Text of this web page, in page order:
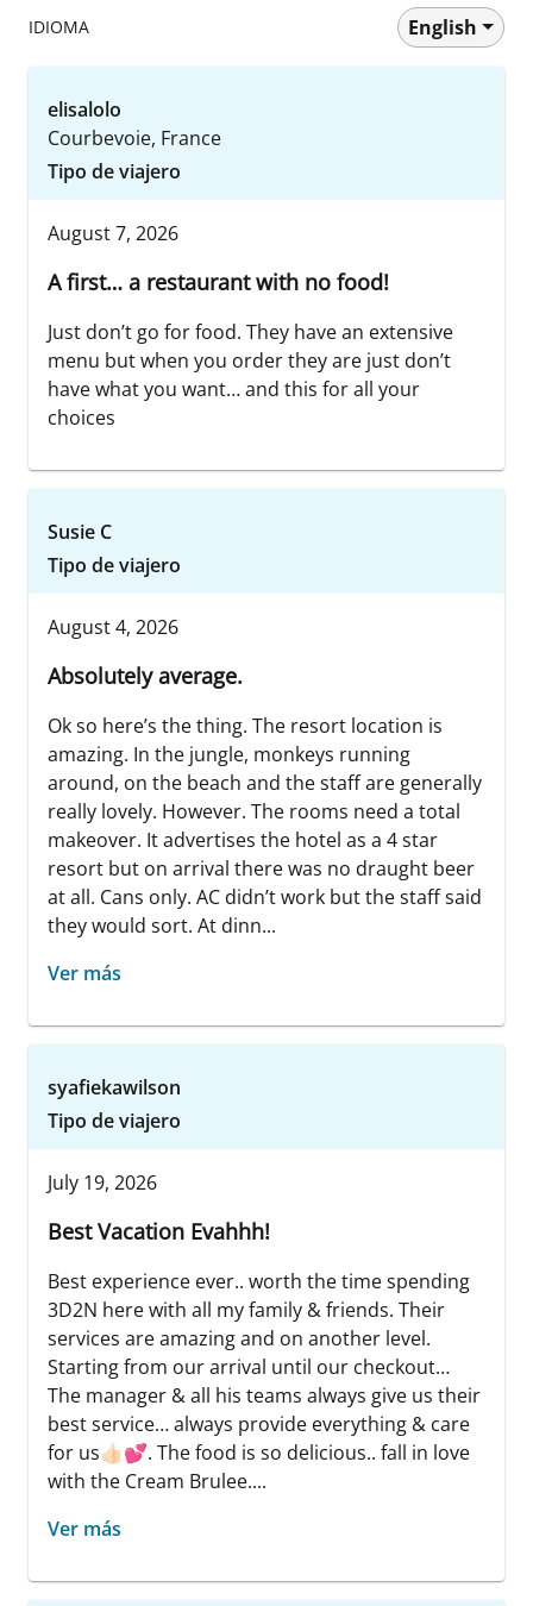
IDIOMA English
elisalolo
Courbevoie, France
Tipo de viajero
August 7, 2026
A first… a restaurant with no food!
Just don’t go for food. They have an extensive
menu but when you order they are just don’t
have what you want… and this for all your
choices
Susie C
Tipo de viajero
August 4, 2026
Absolutely average.
Ok so here’s the thing. The resort location is
amazing. In the jungle, monkeys running
around, on the beach and the staff are generally
really lovely. However. The rooms need a total
makeover. It advertises the hotel as a 4 star
resort but on arrival there was no draught beer
at all. Cans only. AC didn’t work but the staff said
they would sort. At dinn...
Ver más
syafiekawilson
Tipo de viajero
July 19, 2026
Best Vacation Evahhh!
Best experience ever.. worth the time spending
3D2N here with all my family & friends. Their
services are amazing and on another level.
Starting from our arrival until our checkout…
The manager & all his teams always give us their
best service… always provide everything & care
for us👍🏻💕. The food is so delicious.. fall in love
with the Cream Brulee....
Ver más